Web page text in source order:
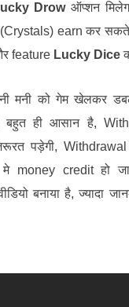
Drow ऑप्शन
(Crystals) earnकर सकते
feature Lucky Dice
मनी को गेम खेलकर
बहुत ही आसान है,
पड़ेगी,
money credit हो
बनाया है, ज्यादा